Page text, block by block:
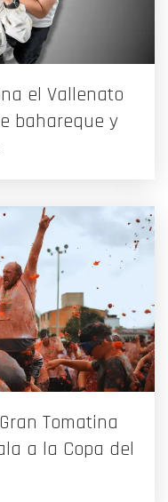
el Vallenato
bahareque y
Tomatina
a la Copa del